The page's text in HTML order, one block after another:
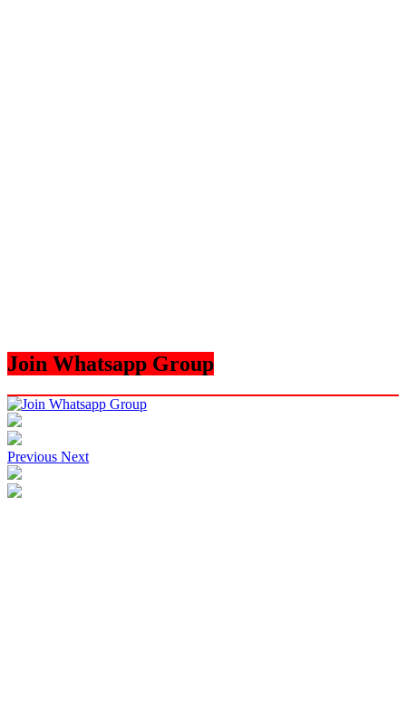
Join Whatsapp Group
Previous Next